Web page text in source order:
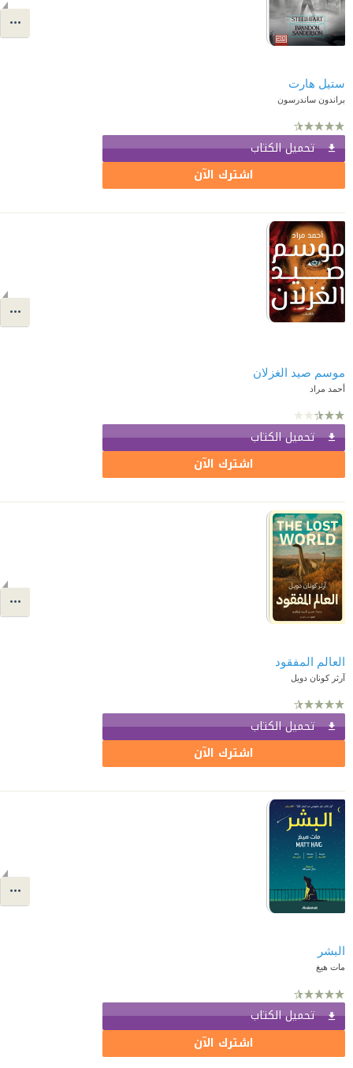
ستيل هارت
براندون ساندرسون
تحميل الكتاب
اشترك الآن
موسم صيد الغزلان
أحمد مراد
تحميل الكتاب
اشترك الآن
العالم المفقود
آرثر كونان دويل
تحميل الكتاب
اشترك الآن
البشر
مات هيغ
تحميل الكتاب
اشترك الآن